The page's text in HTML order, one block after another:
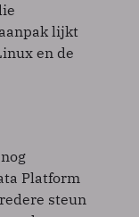
lijkt
en de
Platform
steun